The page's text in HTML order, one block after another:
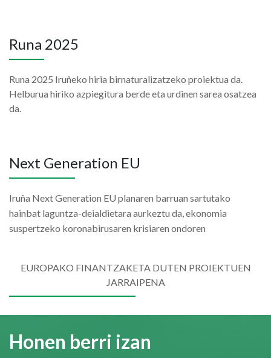
Runa 2025
Runa 2025 Iruñeko hiria birnaturalizatzeko proiektua da.
Helburua hiriko azpiegitura berde eta urdinen sarea osatzea
da.
Next Generation EU
Iruña Next Generation EU planaren barruan sartutako
hainbat laguntza-deialdietara aurkeztu da, ekonomia
suspertzeko koronabirusaren krisiaren ondoren
EUROPAKO FINANTZAKETA DUTEN PROIEKTUEN
JARRAIPENA
Honen berri izan